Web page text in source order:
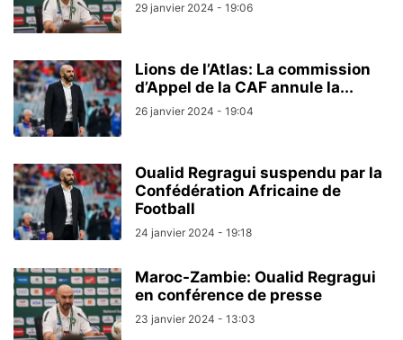
29 janvier 2024 - 19:06
Lions de l’Atlas: La commission
d’Appel de la CAF annule la...
26 janvier 2024 - 19:04
Oualid Regragui suspendu par la
Confédération Africaine de
Football
24 janvier 2024 - 19:18
Maroc-Zambie: Oualid Regragui
en conférence de presse
23 janvier 2024 - 13:03